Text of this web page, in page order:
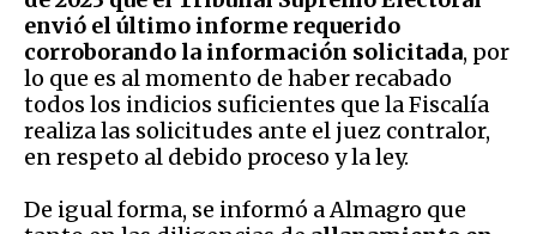
envió el último informe requerido
corroborando la información solicitada, por
lo que es al momento de haber recabado
todos los indicios suficientes que la Fiscalía
realiza las solicitudes ante el juez contralor,
en respeto al debido proceso y la ley.
De igual forma, se informó a Almagro que